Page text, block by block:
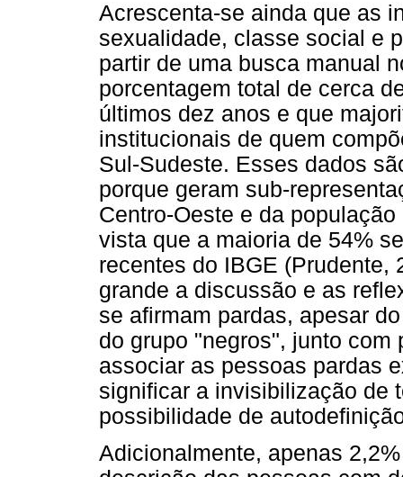
Acrescenta-se ainda que as
sexualidade, classe social e
partir de uma busca manual
porcentagem total de cerca
últimos dez anos e que
institucionais de quem
Sul-Sudeste. Esses dados
porque geram sub-
Centro-Oeste e da
vista que a maioria de 54%
recentes do IBGE (Prudente,
grande a discussão e as
se afirmam pardas, apesar
do grupo "negros", junto
associar as pessoas pardas
significar a invisibilização de
possibilidade de
Adicionalmente, apenas